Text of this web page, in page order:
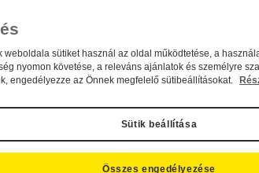
kereséséhez kérjük, írja be a
weboldala sütiket használ az oldal működtetése, a
nyomon követése, a releváns ajánlatok és személyre
engedélyezze az Önnek megfelelő sütibeállításokat.
Sütik beállítása
Összes engedélyezése